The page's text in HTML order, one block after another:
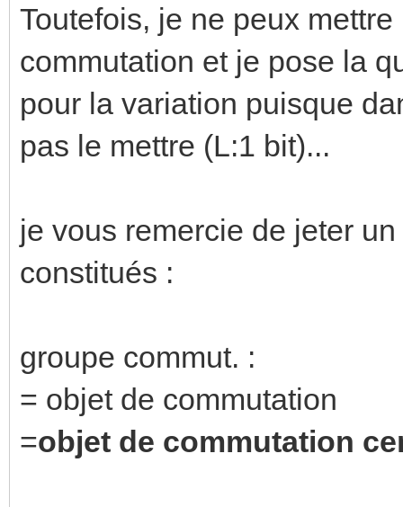
Toutefois, je ne peux
commutation et je pose la
pour la variation puisque
pas le mettre (L:1 bit)...
je vous remercie de jeter
constitués :
groupe commut. :
= objet de commutation
=objet de commutation